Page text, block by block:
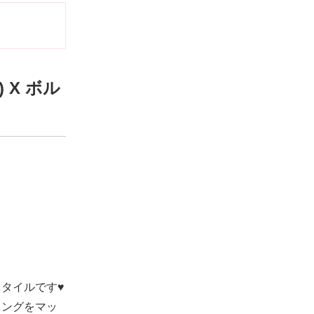
X ボル
イルです♥
グをマッ